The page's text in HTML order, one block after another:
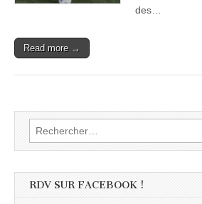
des…
Read more →
Rechercher :
RDV SUR FACEBOOK !